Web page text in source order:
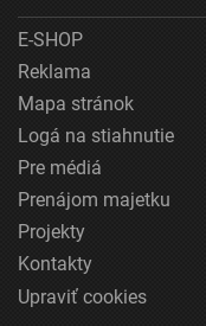
E-SHOP
Reklama
Mapa stránok
Logá na stiahnutie
Pre médiá
Prenájom majetku
Projekty
Kontakty
Upraviť cookies